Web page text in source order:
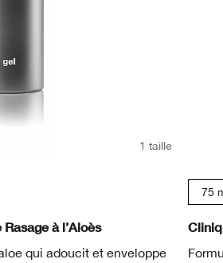
1 taille
à l’Aloès
qui adoucit et enveloppe
75